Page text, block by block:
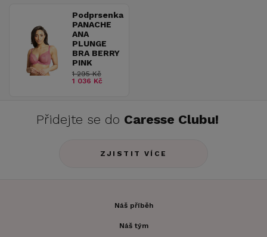
Podprsenka
PANACHE
ANA
PLUNGE
BRA BERRY
PINK
1 295 Kč
1 036 Kč
Přidejte se do Caresse Clubu!
ZJISTIT VÍCE
Náš příběh
Náš tým